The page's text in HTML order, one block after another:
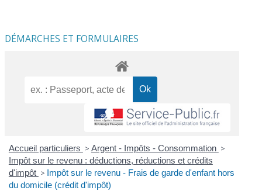
DÉMARCHES ET FORMULAIRES
Accueil particuliers > Argent - Impôts - Consommation >
Impôt sur le revenu : déductions, réductions et crédits
d'impôt > Impôt sur le revenu - Frais de garde d'enfant hors
du domicile (crédit d'impôt)